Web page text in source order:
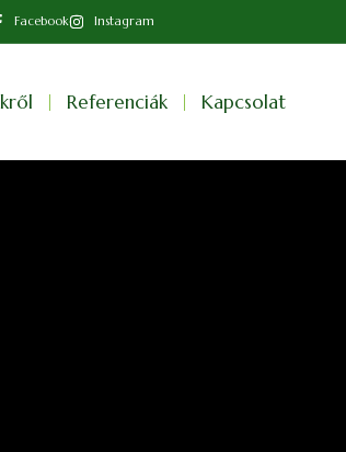
Facebook Instagram
Referenciák Kapcsolat